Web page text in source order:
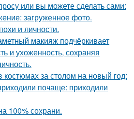
или вы можете сделать сами:
загруженное фото.
и личности.
макияж подчёркивает
и ухоженность, сохраняя
костюмах за столом на новый год:
почаще: приходили
100% сохрани.